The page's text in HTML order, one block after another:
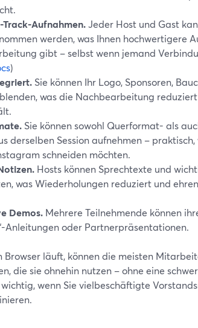
Aufnahmen.Jeder Host und Gast
werden, was Ihnen hochwertigere
gibt – selbst wenn jemand
)
Sie können Ihr Logo, Sponsoren,
was die Nachbearbeitung
Sie können sowohl Querformat- als
derselben Session aufnehmen –
schneiden möchten.
Hosts können Sprechtexte und
was Wiederholungen reduziert und
Demos. Mehrere Teilnehmende können
Anleitungen oder Partnerpräsentationen.
Browser läuft, können die meisten
die sie ohnehin nutzen – ohne eine
wenn Sie vielbeschäftigte